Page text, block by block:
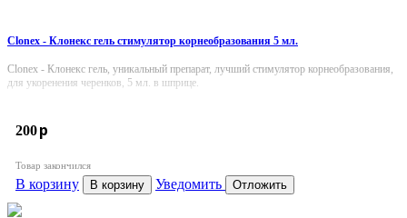
Clonex - Клонекс гель стимулятор корнеобразования 5 мл.
Clonex - Клонекс гель, уникальный препарат, лучший стимулятор корнеобразования,
для укоренения черенков, 5 мл. в шприце.
200p
Товар закончился
В корзину В корзину Уведомить Отложить